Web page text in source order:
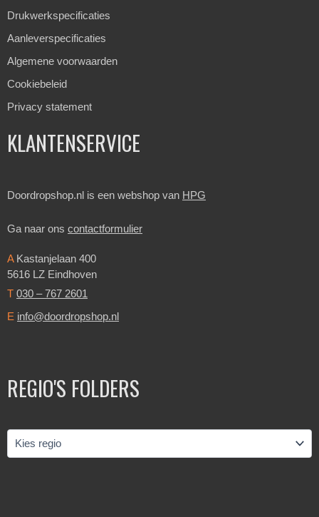
Drukwerkspecificaties
Aanleverspecificaties
Algemene voorwaarden
Cookiebeleid
Privacy statement
KLANTENSERVICE
Doordropshop.nl is een webshop van HPG
Ga naar ons contactformulier
AKastanjelaan 400
5616 LZ Eindhoven
T 030 – 767 2601
E info@doordropshop.nl
REGIO'S FOLDERS